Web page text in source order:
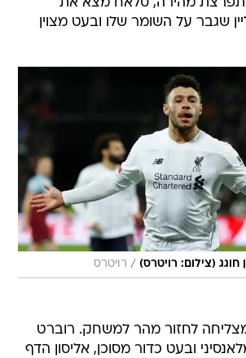
שגבר על השומר שלו ובעט מצוין
חוגג (צילום: רויטרס) / רויטרס
לחזור מהר למשחק. רוברט
ובעט כדור מסוכן, אליסון הדף